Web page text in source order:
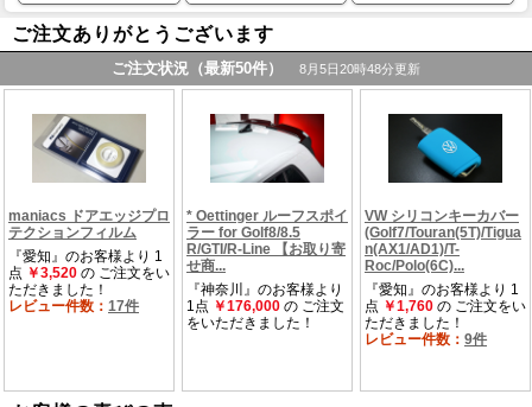
ご注文ありがとうございます